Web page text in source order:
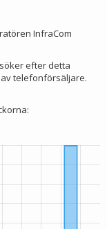
InfraCom
efter detta
telefonförsäljare.